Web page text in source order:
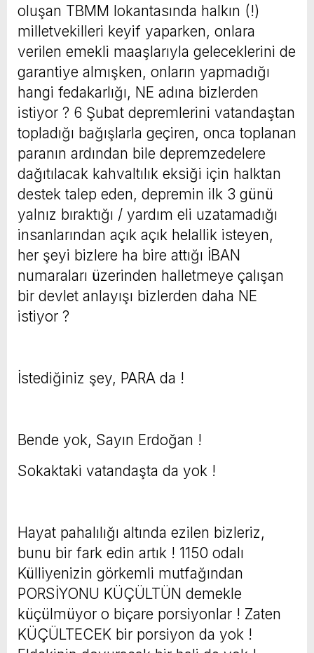
oluşan TBMM lokantasında halkın (!)
milletvekilleri keyif yaparken, onlara
verilen emekli maaşlarıyla geleceklerini de
garantiye almışken, onların yapmadığı
hangi fedakarlığı, NE adına bizlerden
istiyor ? 6 Şubat depremlerini vatandaştan
topladığı bağışlarla geçiren, onca toplanan
paranın ardından bile depremzedelere
dağıtılacak kahvaltılık eksiği için halktan
destek talep eden, depremin ilk 3 günü
yalnız bıraktığı / yardım eli uzatamadığı
insanlarından açık açık helallik isteyen,
her şeyi bizlere ha bire attığı İBAN
numaraları üzerinden halletmeye çalışan
bir devlet anlayışı bizlerden daha NE
istiyor ?
İstediğiniz şey, PARA da !
Bende yok, Sayın Erdoğan !
Sokaktaki vatandaşta da yok !
Hayat pahalılığı altında ezilen bizleriz,
bunu bir fark edin artık ! 1150 odalı
Külliyenizin görkemli mutfağından
PORSİYONU KÜÇÜLTÜN demekle
küçülmüyor o biçare porsiyonlar ! Zaten
KÜÇÜLTECEK bir porsiyon da yok !